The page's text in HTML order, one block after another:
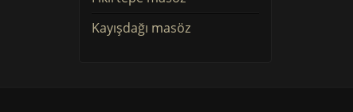
Kayışdağı masöz